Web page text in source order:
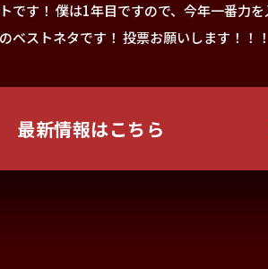
です！ 僕は1年目ですので、今年一番力
ベストネタです！ 投票お願いします！！！
最新情報はこちら